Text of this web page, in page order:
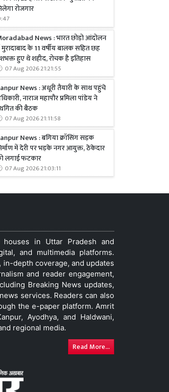
रोजगार
News : भारत छोड़ो आंदोलन
के 11 वर्षीय बालक सहित छह
हुए थे शहीद, रोचक है इतिहास
07 Aug 2026 21:21:55
News : अधूरी तैयारी के साथ पहुंचे
नाराज महापौर प्रमिला पांडेय ने
की बैठक
07 Aug 2026 21:11:58
News : बगिया क्रॉसिंग सड़क
में देरी पर भड़के नगर आयुक्त, ठेकेदार
लगाई फटकार
07 Aug 2026 21:03:11
in Uttar Pradesh and
and multimedia platforms.
depth coverage, and updates
and reader engagement,
Breaking News updates,
services. Readers can also
the e-paper platform. Amrit
Ayodhya, and Haldwani,
regional media.
Read More...